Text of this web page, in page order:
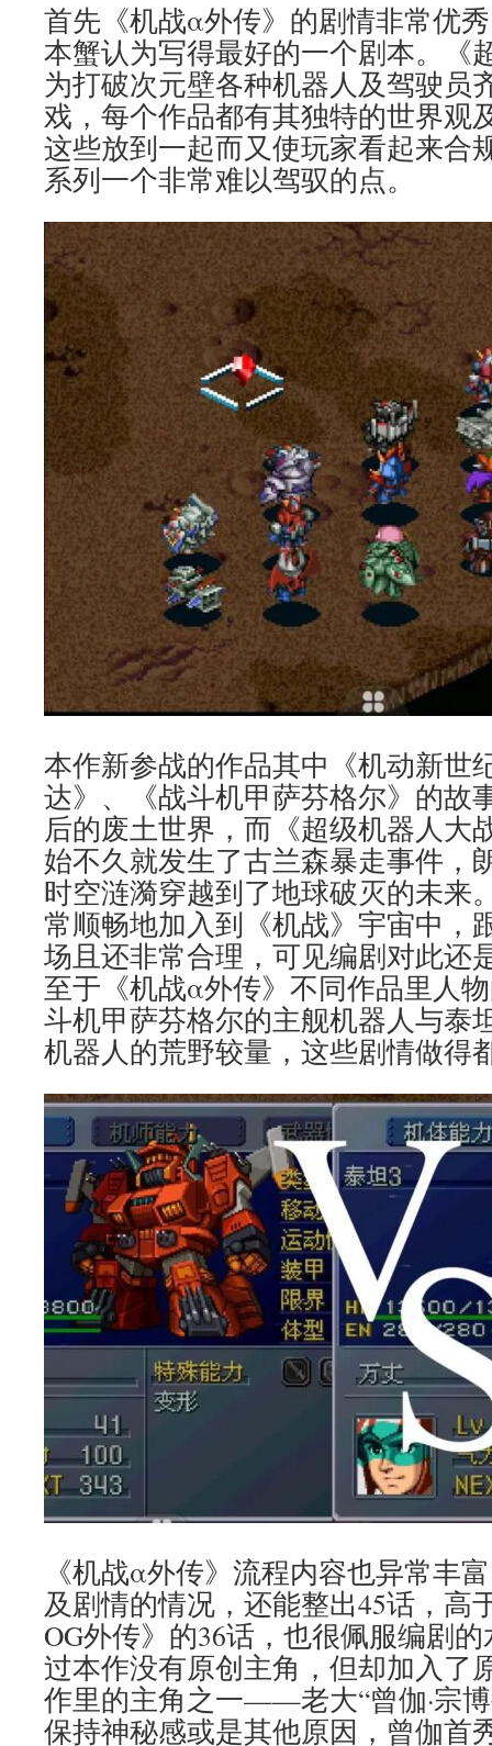
首先《机战α外传》的剧情非常优
本蟹认为写得最好的一个剧本。《
为打破次元壁各种机器人及驾驶员
戏，每个作品都有其独特的世界观
这些放到一起而又使玩家看起来合
系列一个非常难以驾驭的点。
本作新参战的作品其中《机动新世
达》、《战斗机甲萨芬格尔》的故
后的废土世界，而《超级机器人大
始不久就发生了古兰森暴走事件，
时空涟漪穿越到了地球破灭的未来
常顺畅地加入到《机战》宇宙中，
场且还非常合理，可见编剧对此还
至于《机战α外传》不同作品里人
斗机甲萨芬格尔的主舰机器人与泰
机器人的荒野较量，这些剧情做得
《机战α外传》流程内容也异常丰
及剧情的情况，还能整出45话，高
OG外传》的36话，也很佩服编剧
过本作没有原创主角，但却加入了
作里的主角之一——老大“曾伽·宗
保持神秘感或是其他原因，曾伽首